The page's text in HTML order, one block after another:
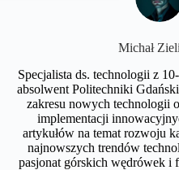
Michał
Specjalista ds. technologii z
absolwent Politechniki
zakresu nowych technologii
implementacji
artykułów na temat rozwoju
najnowszych trendów
pasjonat górskich wędrówek i